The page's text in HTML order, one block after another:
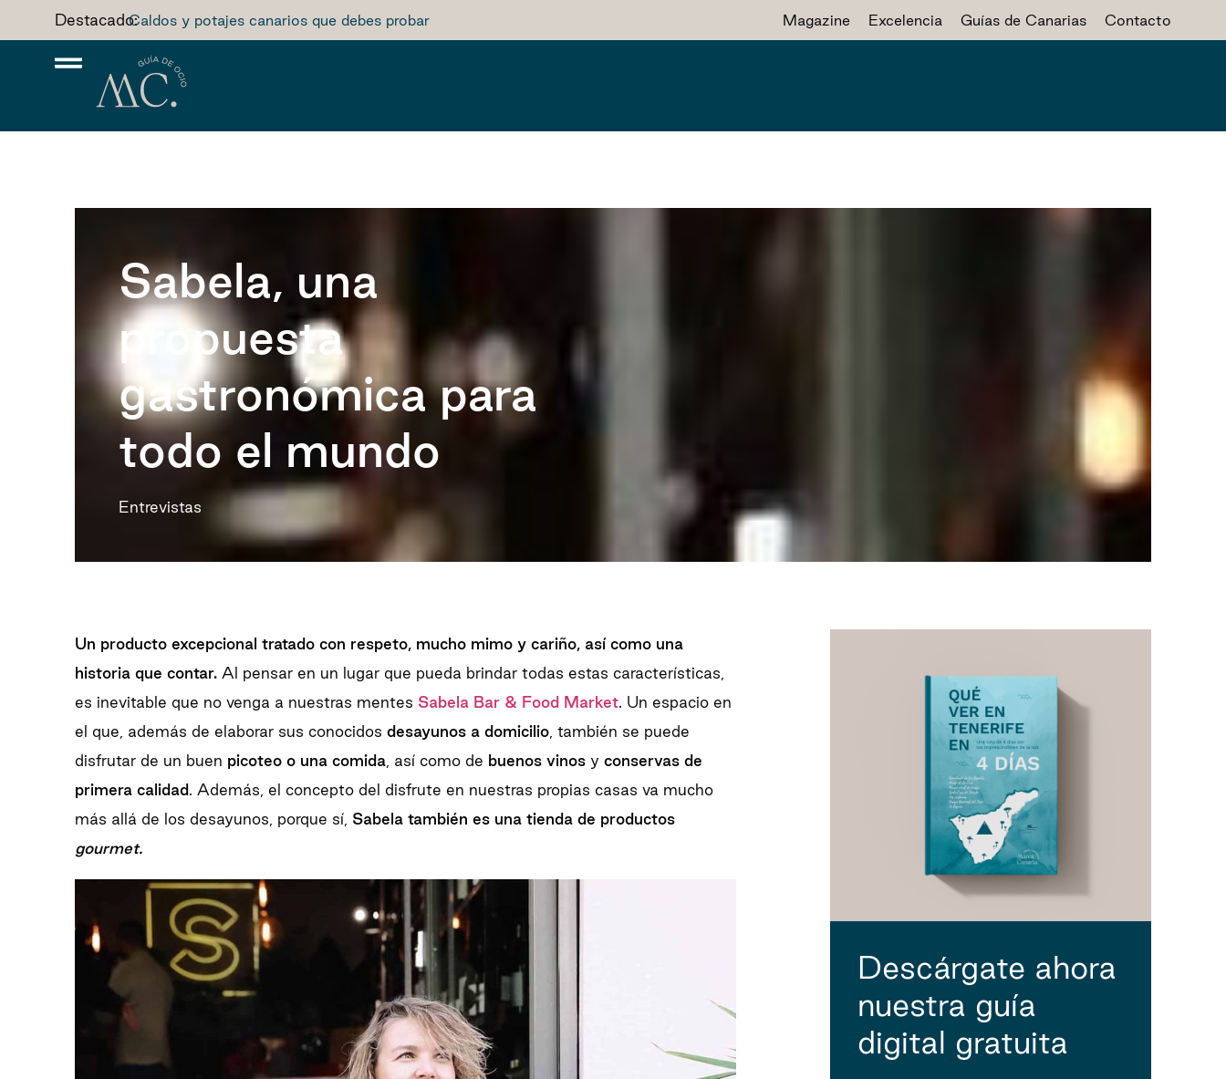
Destacado:Caldos y potajes canarios que debes probar Magazine Excelencia Guías de Canarias Contacto
Sabela, una
propuesta
gastronómica para
todo el mundo
Entrevistas
Un producto excepcional tratado con respeto, mucho mimo y cariño, así como una
historia que contar. Al pensar en un lugar que pueda brindar todas estas características,
es inevitable que no venga a nuestras mentes Sabela Bar & Food Market . Un espacio en
el que, además de elaborar sus conocidos desayunos a domicilio , también se puede
disfrutar de un buen picoteo o una comida , así como de buenos vinos y conservas de
primera calidad . Además, el concepto del disfrute en nuestras propias casas va mucho
más allá de los desayunos, porque sí, Sabela también es una tienda de productos
gourmet.
Descárgate ahora
nuestra guía
digital gratuita